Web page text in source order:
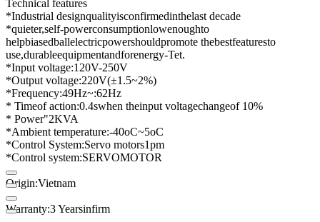
Technical features
*Industrial designqualityisconfirmedinthelast decade
*quieter,self-powerconsumptionlowenoughto
helpbiasedballelectricpowershouldpromote thebestfeaturesto
use,durableequipmentandforenergy-Tet.
*Input voltage:120V-250V
*Output voltage:220V(±1.5~2%)
*Frequency:49Hz~:62Hz
* Timeof action:0.4swhen theinput voltagechangeof 10%
* Power"2KVA
*Ambient temperature:-40oC~5oC
*Control System:Servo motors1pm
*Control system:SERVOMOTOR
Origin:Vietnam
Warranty:3 Yearsinfirm